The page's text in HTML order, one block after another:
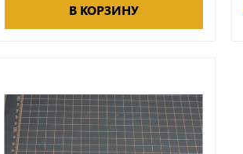
В КОРЗИНУ